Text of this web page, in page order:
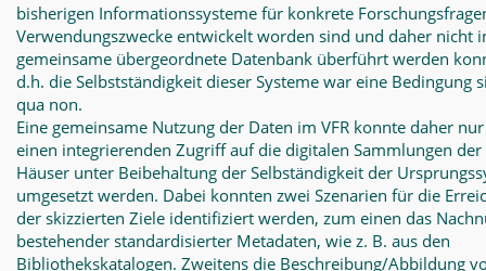
bisherigen Informationssysteme für konkrete
Verwendungszwecke entwickelt worden sind und daher nicht
gemeinsame übergeordnete Datenbank überführt werden
d.h. die Selbstständigkeit dieser Systeme war eine Bedingung
qua non.
Eine gemeinsame Nutzung der Daten im VFR konnte daher
einen integrierenden Zugriff auf die digitalen Sammlungen der
Häuser unter Beibehaltung der Selbständigkeit der
umgesetzt werden. Dabei konnten zwei Szenarien für die
der skizzierten Ziele identifiziert werden, zum einen das
bestehender standardisierter Metadaten, wie z. B. aus den
Bibliothekskatalogen. Zweitens die Beschreibung/Abbildung